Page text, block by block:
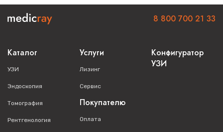
Каталог
УЗИ
Эндоскопия
Томография
Рентгенология
Услуги
Лизинг
Сервис
Покупателю
Оплата
Конфигуратор
УЗИ
8 800 700 21 33